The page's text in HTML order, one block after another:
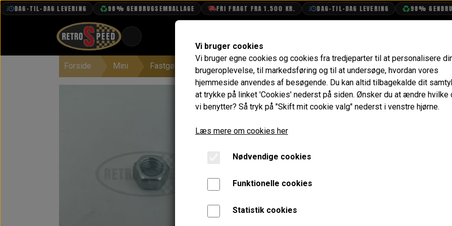
DAG-TIL-DAG LEVERING 98% GENBRUGSEMBALLAGE FRI FRAGT FRA 1.500 KR. DAG-TIL-DAG LEVERING 98%
PROJEKTER
Forside Mini Fastgørelse Møtrikker Møtrik 5/16" UNF
Møtrik 5/16" UNF
Varenummer: GFK3212
Vi bruger cookies
Vi bruger egne cookies og cookies fra tredjeparter til at personalisere
brugeroplevelse, til markedsføring og til at undersøge, hvordan vores
hjemmeside anvendes af besøgende. Du kan altid tilbagekalde dit
at trykke på linket 'Cookies' nederst på siden. Ønsker du at ændre hvilke
vi benytter? Så tryk på "Skift mit cookie valg" nederst i venstre hjørne.
Læs mere om cookies her
Nødvendige cookies
Funktionelle cookies
Statistik cookies